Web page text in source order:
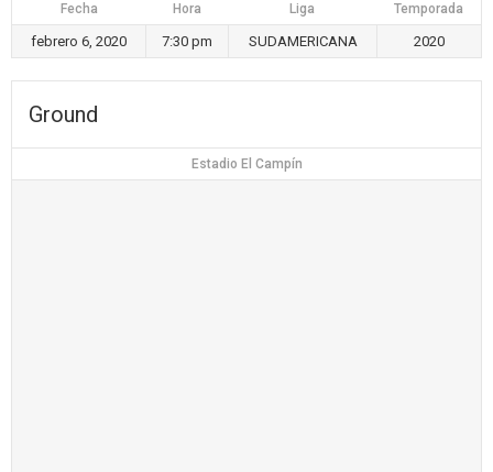
Fecha Hora Liga Temporada
febrero 6, 2020 7:30 pm SUDAMERICANA 2020
Ground
Estadio El Campín